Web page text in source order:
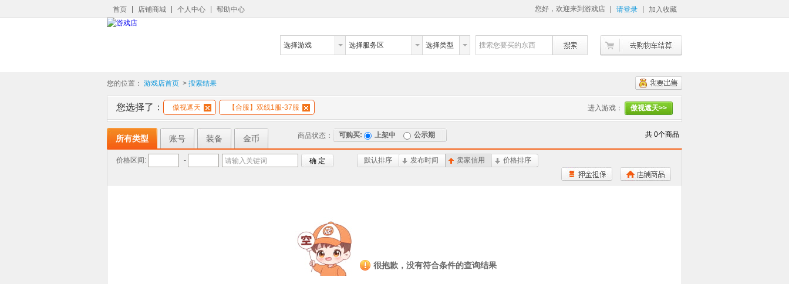
您好，欢迎来到游戏店 请登录 加入收藏
首页 店铺商城 个人中心 帮助中心
选择游戏 选择服务区 选择类型 搜索您要买的东西
您的位置： 游戏店首页 > 搜索结果
您选择了： 傲视遮天 【合服】双线1服-37服 进入游戏： 傲视遮天>>
所有类型 账号 装备 金币 共 0个商品
商品状态： 可购买: 上架中 公示期
价格区间: - 请输入关键词 确 定 默认排序 发布时间 卖家信用 价格排序
很抱歉，没有符合条件的查询结果